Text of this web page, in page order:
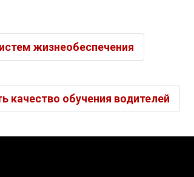
жизнеобеспечения
качество обучения водителей